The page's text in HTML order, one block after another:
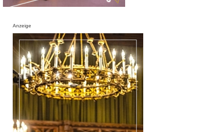
Anzeige